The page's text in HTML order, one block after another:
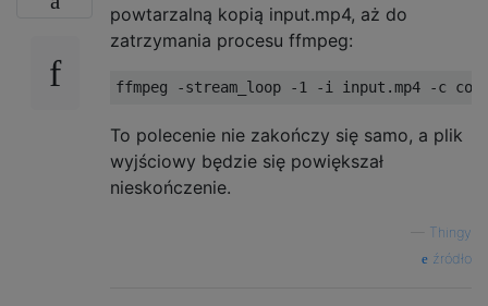
powtarzalną kopią input.mp4, aż do
zatrzymania procesu ffmpeg:
To polecenie nie zakończy się samo, a plik
wyjściowy będzie się powiększał
nieskończenie.
Thingy
źródło